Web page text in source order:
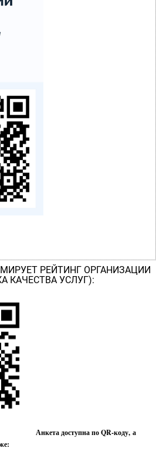
РЕЙТИНГ ОРГАНИЗАЦИИ
КАЧЕСТВА УСЛУГ):
Анкета доступна по QR-коду, а